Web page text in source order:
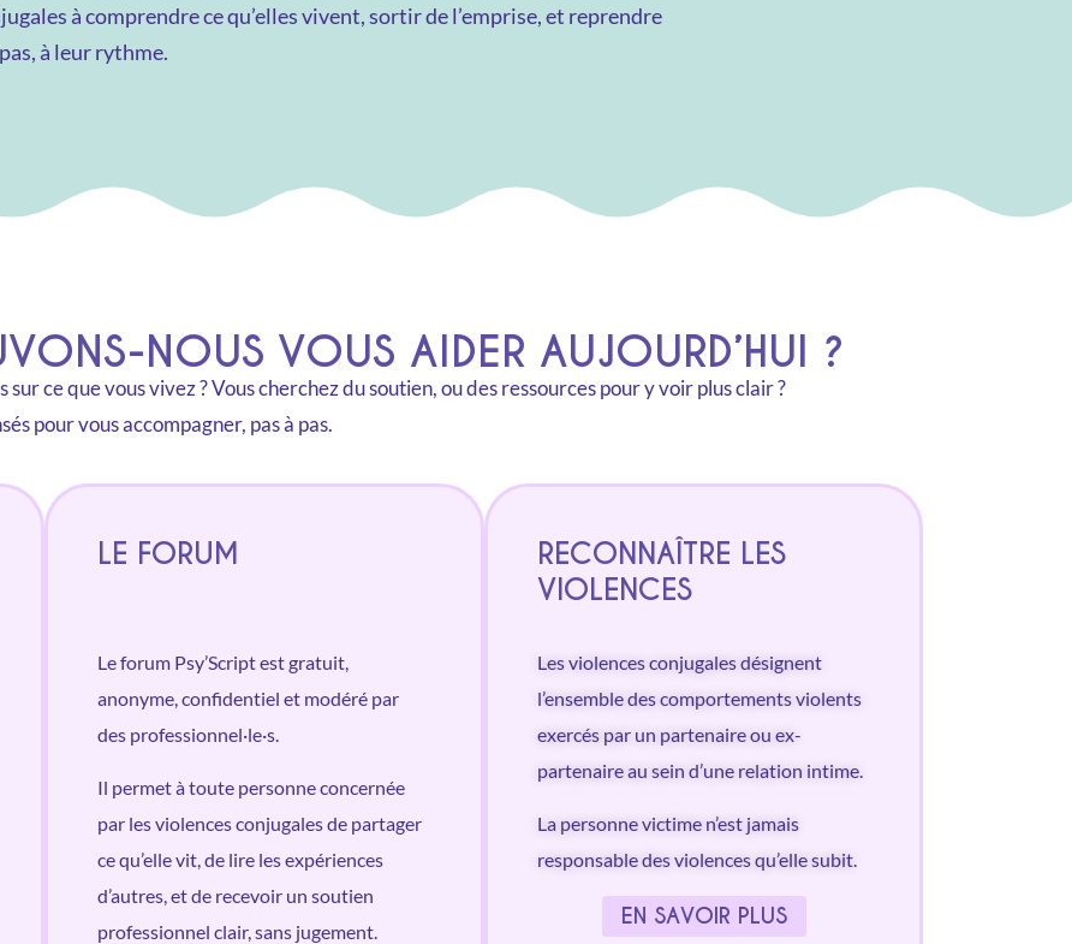
à comprendre ce qu’elles vivent, sortir de l’emprise, et reprendre
à leur rythme.
NOUS VOUS AIDER AUJOURD’HUI ?
sur ce que vous vivez ? Vous cherchez du soutien, ou des ressources pour y voir plus clair ?
pour vous accompagner, pas à pas.
LE FORUM
Le forum Psy’Script est gratuit,
anonyme, confidentiel et modéré par
des professionnel·le·s.
Il permet à toute personne concernée
par les violences conjugales de partager
ce qu’elle vit, de lire les expériences
d’autres, et de recevoir un soutien
professionnel clair, sans jugement.
RECONNAÎTRE LES
VIOLENCES
Les violences conjugales désignent
l’ensemble des comportements violents
exercés par un partenaire ou ex-
partenaire au sein d’une relation intime.
La personne victime n’est jamais
responsable des violences qu’elle subit.
EN SAVOIR PLUS